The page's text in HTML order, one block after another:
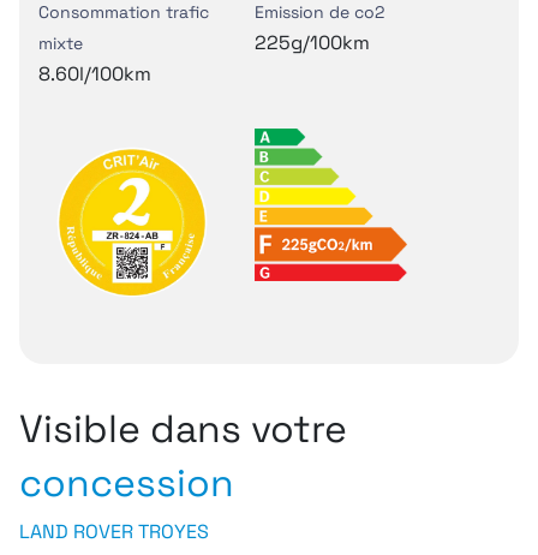
Consommation trafic
mixte
8.60l/100km
Emission de co2
225g/100km
Visible dans votre
concession
LAND ROVER TROYES